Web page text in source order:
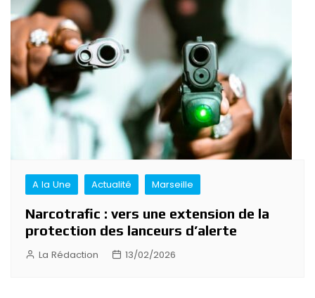
A la Une Actualité Marseille
Narcotrafic : vers une extension de la
protection des lanceurs d’alerte
La Rédaction 13/02/2026